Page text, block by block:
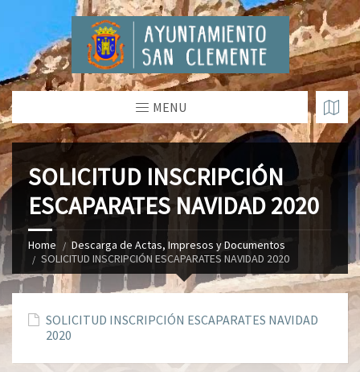
MENU
SOLICITUD INSCRIPCIÓN
ESCAPARATES NAVIDAD 2020
Home
Descarga de Actas, Impresos y Documentos
SOLICITUD INSCRIPCIÓN ESCAPARATES NAVIDAD 2020
SOLICITUD INSCRIPCIÓN ESCAPARATES NAVIDAD
2020